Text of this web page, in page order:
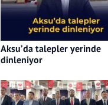
Aksu’da talepler yerinde
dinleniyor